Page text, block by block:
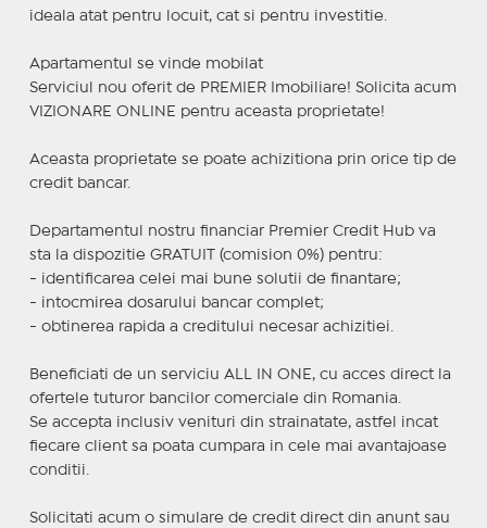
ideala atat pentru locuit, cat si pentru investitie.
Apartamentul se vinde mobilat
Serviciul nou oferit de PREMIER Imobiliare! Solicita acum
VIZIONARE ONLINE pentru aceasta proprietate!
Aceasta proprietate se poate achizitiona prin orice tip de
credit bancar.
Departamentul nostru financiar Premier Credit Hub va
sta la dispozitie GRATUIT (comision 0%) pentru:
- identificarea celei mai bune solutii de finantare;
- intocmirea dosarului bancar complet;
- obtinerea rapida a creditului necesar achizitiei.
Beneficiati de un serviciu ALL IN ONE, cu acces direct la
ofertele tuturor bancilor comerciale din Romania.
Se accepta inclusiv venituri din strainatate, astfel incat
fiecare client sa poata cumpara in cele mai avantajoase
conditii.
Solicitati acum o simulare de credit direct din anunt sau